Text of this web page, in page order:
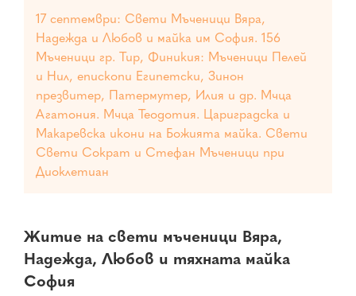
17 септември: Свети Мъченици Вяра,
Надежда и Любов и майка им София. 156
Мъченици гр. Тир, Финикия: Мъченици Пелей
и Нил, епископи Египетски, Зинон
презвитер, Патермутер, Илия и др. Мчца
Агатония. Мчца Теодотия. Цариградска и
Макаревска икони на Божията майка. Свети
Свети Сократ и Стефан Мъченици при
Диоклетиан
Житие на свети мъченици Вяра,
Надежда, Любов и тяхната майка
София